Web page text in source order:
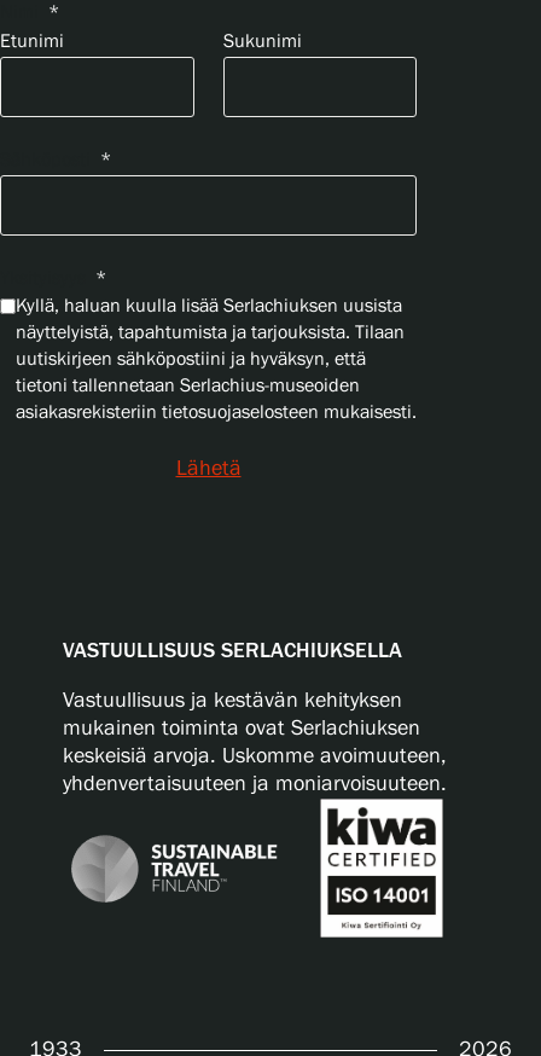
*
Etunimi
Sukunimi
*
*
Kyllä, haluan kuulla lisää Serlachiuksen uusista
näyttelyistä, tapahtumista ja tarjouksista. Tilaan
uutiskirjeen sähköpostiini ja hyväksyn, että
tietoni tallennetaan Serlachius-museoiden
asiakasrekisteriin tietosuojaselosteen mukaisesti.
Lähetä
VASTUULLISUUS SERLACHIUKSELLA
Vastuullisuus ja kestävän kehityksen
mukainen toiminta ovat Serlachiuksen
keskeisiä arvoja. Uskomme avoimuuteen,
yhdenvertaisuuteen ja moniarvoisuuteen.
1933 2026